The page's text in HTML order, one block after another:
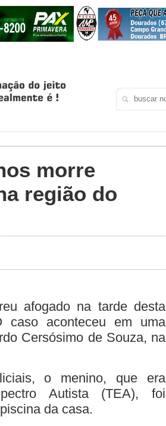
morre
região do
afogado na tarde desta
caso aconteceu em uma
Cersósimo de Souza, na
o menino, que era
Autista (TEA), foi
da casa.